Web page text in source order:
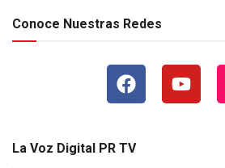
Conoce Nuestras Redes
La Voz Digital PR TV